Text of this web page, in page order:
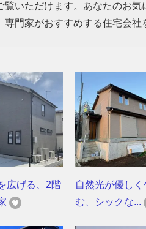
覧いただけます。あなたのお
専門家がおすすめする住宅会社
広げる、2階
自然光が優しく
む、シックな...